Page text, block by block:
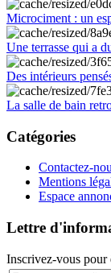
Microciment : un
Une terrasse qui a
Des intérieurs
La salle de bain
Catégories
Contactez-
Mentions
Espace
Lettre
Inscrivez-vous pour